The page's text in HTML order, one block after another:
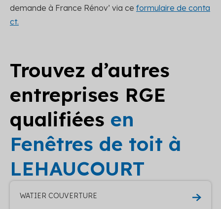
demande à France Rénov’ via ce formulaire de conta
ct.
Trouvez d’autres
entreprises RGE
qualifiées en
Fenêtres de toit à
LEHAUCOURT
WATIER COUVERTURE